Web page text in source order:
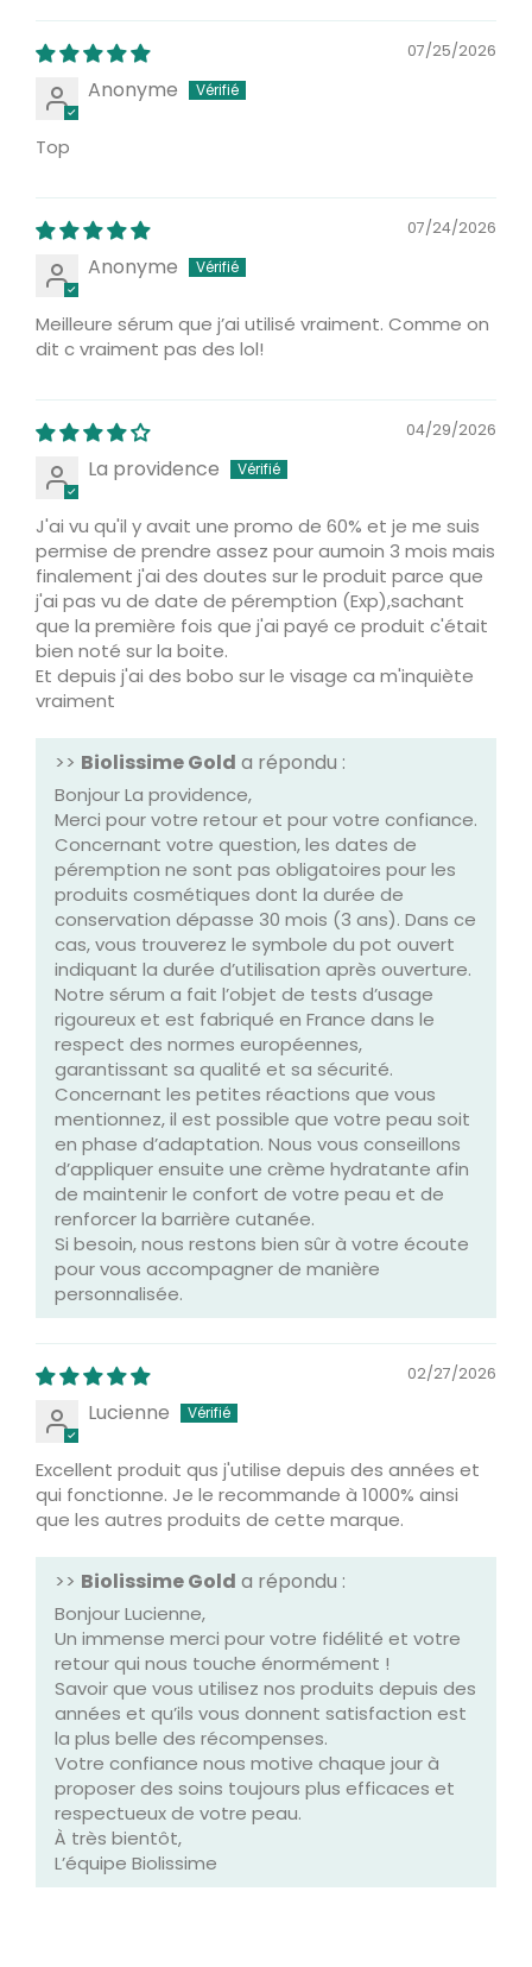
07/25/2026
Anonyme
Top
07/24/2026
Anonyme
Meilleure sérum que j’ai utilisé vraiment. Comme on
dit c vraiment pas des lol!
04/29/2026
La providence
J'ai vu qu'il y avait une promo de 60% et je me suis
permise de prendre assez pour aumoin 3 mois mais
finalement j'ai des doutes sur le produit parce que
j'ai pas vu de date de péremption (Exp),sachant
que la première fois que j'ai payé ce produit c'était
bien noté sur la boite.
Et depuis j'ai des bobo sur le visage ca m'inquiète
vraiment
>> Biolissime Gold a répondu :
Bonjour La providence,
Merci pour votre retour et pour votre confiance.
Concernant votre question, les dates de
péremption ne sont pas obligatoires pour les
produits cosmétiques dont la durée de
conservation dépasse 30 mois (3 ans). Dans ce
cas, vous trouverez le symbole du pot ouvert
indiquant la durée d’utilisation après ouverture.
Notre sérum a fait l’objet de tests d’usage
rigoureux et est fabriqué en France dans le
respect des normes européennes,
garantissant sa qualité et sa sécurité.
Concernant les petites réactions que vous
mentionnez, il est possible que votre peau soit
en phase d’adaptation. Nous vous conseillons
d’appliquer ensuite une crème hydratante afin
de maintenir le confort de votre peau et de
renforcer la barrière cutanée.
Si besoin, nous restons bien sûr à votre écoute
pour vous accompagner de manière
personnalisée.
02/27/2026
Lucienne
Excellent produit qus j'utilise depuis des années et
qui fonctionne. Je le recommande à 1000% ainsi
que les autres produits de cette marque.
>> Biolissime Gold a répondu :
Bonjour Lucienne,
Un immense merci pour votre fidélité et votre
retour qui nous touche énormément !
Savoir que vous utilisez nos produits depuis des
années et qu’ils vous donnent satisfaction est
la plus belle des récompenses.
Votre confiance nous motive chaque jour à
proposer des soins toujours plus efficaces et
respectueux de votre peau.
À très bientôt,
L’équipe Biolissime